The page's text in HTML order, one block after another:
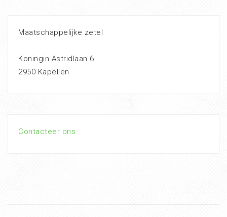
Maatschappelijke zetel
Koningin Astridlaan 6
2950 Kapellen
Contacteer ons